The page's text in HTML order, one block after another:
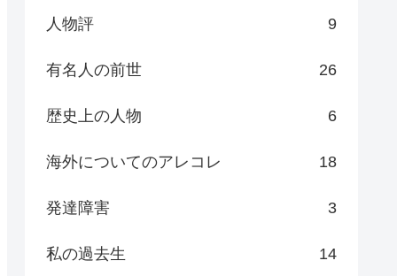
人物評 9
有名人の前世 26
歴史上の人物 6
海外についてのアレコレ 18
発達障害 3
私の過去生 14